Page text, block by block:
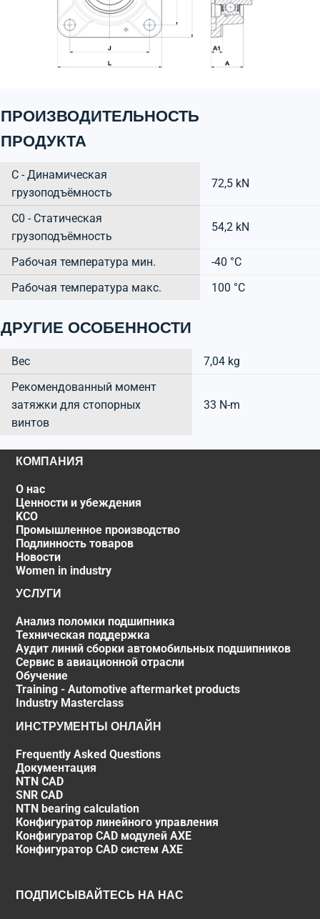
ПРОИЗВОДИТЕЛЬНОСТЬ
ПРОДУКТА
C - Динамическая
грузоподъёмность
72,5 kN
C0 - Статическая
грузоподъёмность
54,2 kN
Рабочая температура мин.
-40 °C
Рабочая температура макс.
100 °C
ДРУГИЕ ОСОБЕННОСТИ
Вес
7,04 kg
Рекомендованный момент
затяжки для стопорных
винтов
33 N-m
КОМПАНИЯ
О нас
Ценности и убеждения
KCO
Промышленное производство
Подлинность товаров
Новости
Women in industry
УСЛУГИ
Анализ поломки подшипника
Техническая поддержка
Аудит линий сборки автомобильных подшипников
Сервис в авиационной отрасли
Обучение
Training - Automotive aftermarket products
Industry Masterclass
ИНСТРУМЕНТЫ ОНЛАЙН
Frequently Asked Questions
Документация
NTN CAD
SNR CAD
NTN bearing calculation
Конфигуратор линейного управления
Конфигуратор CAD модулей AXE
Конфигуратор CAD систем AXE
ПОДПИСЫВАЙТЕСЬ НА НАС